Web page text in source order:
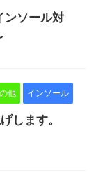
ンソール対
他 インソール
します。